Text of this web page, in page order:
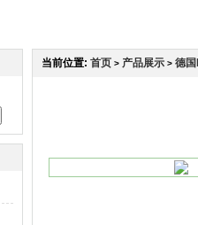
当前位置: 首页 > 产品展示 > 德